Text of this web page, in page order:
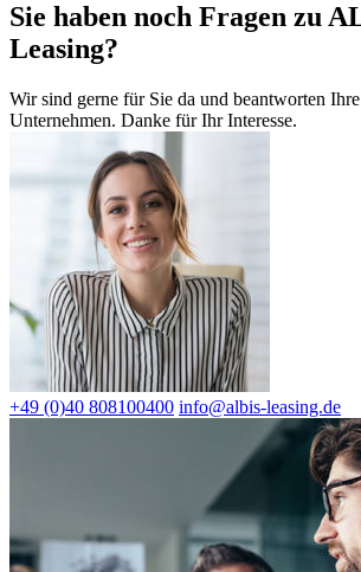
Sie haben noch Fragen zu
Leasing?
Wir sind gerne für Sie da und beantworten
Unternehmen. Danke für Ihr Interesse.
+49 (0)40 808100400 info@albis-leasing.de